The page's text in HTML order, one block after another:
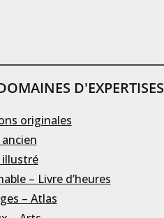
D'EXPERTISES
originales
ancien
illustré
– Livre d’heures
– Atlas